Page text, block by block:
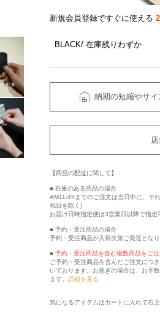
新規会員登録ですぐに使える
BLACK 在庫残りわずか
納期の短縮やサ
【商品の配送に関して】
■ 在庫のある商品の場合
AM11:45までのご注文は当日中に、そ
祝日を除く)
お届け日時指定便は3営業日以降で指定
■ 予約・受注商品の場合
予約・受注商品が入荷次第ご発送となり
■ 予約・受注商品を含む複数商品をご
ご予約・受注商品を含んだご注文につ
いております。お急ぎの場合は、お手
ます。 詳細を見る
気になるアイテムはカートに入れて右